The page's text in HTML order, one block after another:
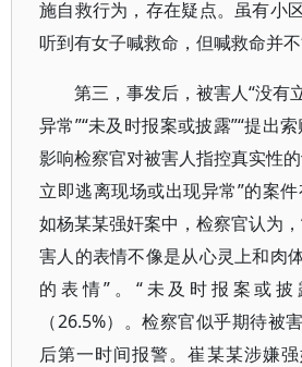
施自救行为，存在疑点。虽有小
听到有女子喊救命，但喊救命并不
第三，事发后，被害人“没有
异常”“未及时报案或披露”“提出
影响检察官对被害人指控真实性
立即逃离现场或出现异常”的案件
如杨某某强奸案中，检察官认为
害人的表情不像是从心灵上和肉
的表情”。“未及时报案或
（26.5%）。检察官似乎期待被
后第一时间报警。崔某某涉嫌